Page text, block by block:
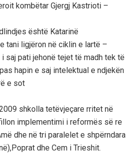
kombëtar Gjergj Kastrioti –
është Katarinë
tani ligjëron në ciklin e lartë –
i saj pati jehonë tejet të madh tek të
hapin e saj intelektual e ndjekën
e sot
shkolla tetëvjeçare rritet në
implementimi i reformës së re
dhe në tri paralelet e shpërndara
dhe Cem i Trieshit.